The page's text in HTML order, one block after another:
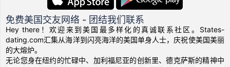
免费美国交友网络 - 团结我们联系
Hey there！欢迎来到美国最多样化的真诚联系社区。States-
dating.com汇集从海洋到闪亮海洋的美国单身人士，庆祝使美国美丽
的大熔炉。
无论您身在纽约的忙碌中、加利福尼亚的创新里、德克萨斯的精神中